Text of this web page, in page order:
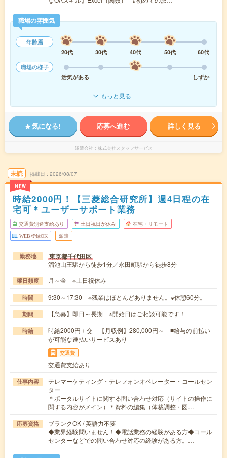
職場の雰囲気
年齢層
20代
30代 40代 50代
60代
職場の様子
活気がある
しずか
もっと見る
気になる! 応募へ進む 詳しく見る
派遣会社 株式会社スタッフサービス
未読
NEW
掲載日 2026/08/07
時給2000円！【三菱総合研究所】週4日程の在
宅可＊ユーザーサポート業務
交通費別途支給あり 土日祝日が休み 在宅・リモート
WEB登録OK 派遣
勤務地 東京都千代田区
溜池山王駅から徒歩1分／永田町駅から徒歩8分
曜日頻度 月～金 ※土日祝休み
時間 9:30～17:30 ※残業はほとんどありません。※休憩60分。
期間 【急募】即日～長期 ※開始日はご相談可能です！
時給
時給2000円＋交 【月収例】280,000円～ ■給与の前払い
が可能な速払いサービスあり
交通費
交通費支給あり
仕事内容
テレマーケティング・テレフォンオペレーター・コールセン
ター
＊ポータルサイトに関する問い合わせ対応（サイトの操作に
関する内容がメイン）＊資料の編集（体裁調整・図…
応募資格
ブランクOK / 英語力不要
◆業界経験問いません！◆電話業務の経験がある方◆コール
センターなどでの問い合わせ対応の経験がある方。…